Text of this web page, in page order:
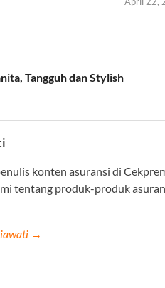
Tangguh dan Stylish
konten asuransi di
tentang produk-produk
→